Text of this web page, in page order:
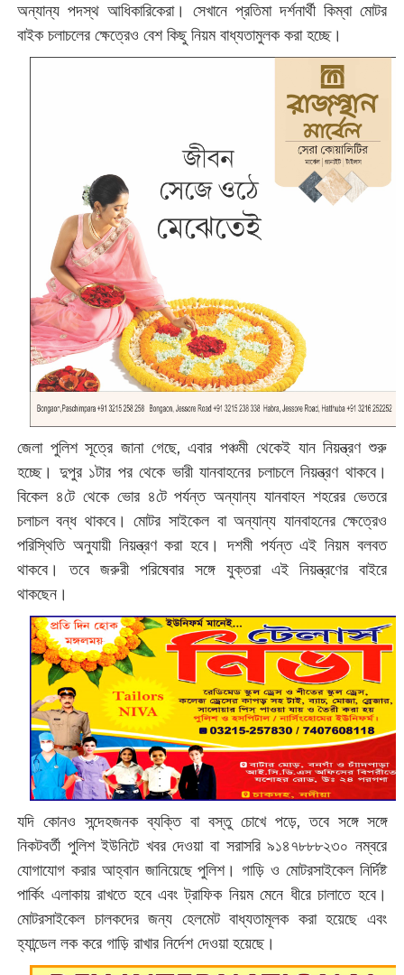
অন্যান্য পদস্থ আধিকারিকেরা। সেখানে প্রতিমা দর্শনার্থী কিম্বা মোটর
বাইক চলাচলের ক্ষেত্রেও বেশ কিছু নিয়ম বাধ্যতামুলক করা হচ্ছে।
জেলা পুলিশ সূত্রে জানা গেছে, এবার পঞ্চমী থেকেই যান নিয়ন্ত্রণ শুরু
হচ্ছে। দুপুর ১টার পর থেকে ভারী যানবাহনের চলাচলে নিয়ন্ত্রণ থাকবে।
বিকেল ৪টে থেকে ভোর ৪টে পর্যন্ত অন্যান্য যানবাহন শহরের ভেতরে
চলাচল বন্ধ থাকবে। মোটর সাইকেল বা অন্যান্য যানবাহনের ক্ষেত্রেও
পরিস্থিতি অনুযায়ী নিয়ন্ত্রণ করা হবে। দশমী পর্যন্ত এই নিয়ম বলবত
থাকবে। তবে জরুরী পরিষেবার সঙ্গে যুক্তরা এই নিয়ন্ত্রণের বাইরে
থাকছেন।
যদি কোনও সন্দেহজনক ব্যক্তি বা বস্তু চোখে পড়ে, তবে সঙ্গে সঙ্গে
নিকটবর্তী পুলিশ ইউনিটে খবর দেওয়া বা সরাসরি ৯১৪৭৮৮৮২৩০ নম্বরে
যোগাযোগ করার আহ্বান জানিয়েছে পুলিশ। গাড়ি ও মোটরসাইকেল নির্দিষ্ট
পার্কিং এলাকায় রাখতে হবে এবং ট্রাফিক নিয়ম মেনে ধীরে চালাতে হবে।
মোটরসাইকেল চালকদের জন্য হেলমেট বাধ্যতামূলক করা হয়েছে এবং
হ্যান্ডেল লক করে গাড়ি রাখার নির্দেশ দেওয়া হয়েছে।